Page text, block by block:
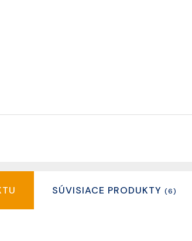
SÚVISIACE PRODUKTY (6)